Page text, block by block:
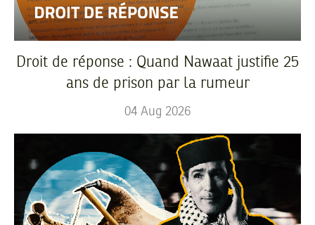
Droit de réponse : Quand Nawaat justifie 25
ans de prison par la rumeur
04 Aug 2026